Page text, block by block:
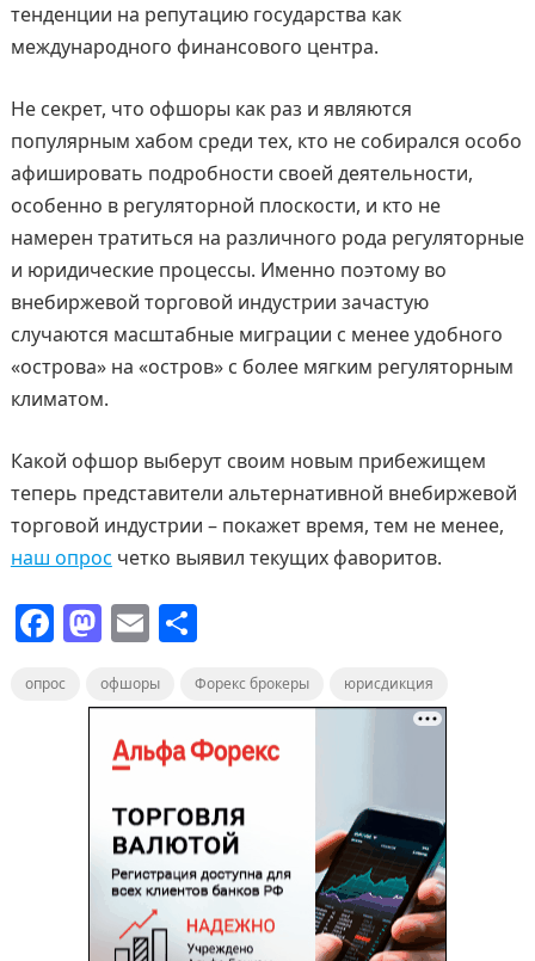
тенденции на репутацию государства как
международного финансового центра.
Не секрет, что офшоры как раз и являются
популярным хабом среди тех, кто не собирался особо
афишировать подробности своей деятельности,
особенно в регуляторной плоскости, и кто не
намерен тратиться на различного рода регуляторные
и юридические процессы. Именно поэтому во
внебиржевой торговой индустрии зачастую
случаются масштабные миграции с менее удобного
«острова» на «остров» с более мягким регуляторным
климатом.
Какой офшор выберут своим новым прибежищем
теперь представители альтернативной внебиржевой
торговой индустрии – покажет время, тем не менее,
наш опрос четко выявил текущих фаворитов.
F
c
M
st
o
d
o
n
E
ai
l
О
п
р
а
в
и
т
ь
опрос офшоры Форекс брокеры юрисдикция